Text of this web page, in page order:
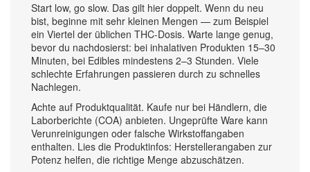
Start low, go slow. Das gilt hier doppelt. Wenn du neu
bist, beginne mit sehr kleinen Mengen — zum Beispiel
ein Viertel der üblichen THC-Dosis. Warte lange genug,
bevor du nachdosierst: bei inhalativen Produkten 15–30
Minuten, bei Edibles mindestens 2–3 Stunden. Viele
schlechte Erfahrungen passieren durch zu schnelles
Nachlegen.
Achte auf Produktqualität. Kaufe nur bei Händlern, die
Laborberichte (COA) anbieten. Ungeprüfte Ware kann
Verunreinigungen oder falsche Wirkstoffangaben
enthalten. Lies die Produktinfos: Herstellerangaben zur
Potenz helfen, die richtige Menge abzuschätzen.